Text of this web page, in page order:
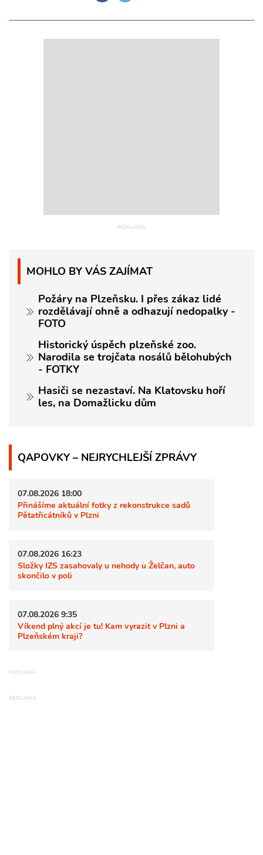
MOHLO BY VÁS ZAJÍMAT
Požáry na Plzeňsku. I přes zákaz lidé
rozdělávají ohně a odhazují nedopalky -
FOTO
Historický úspěch plzeňské zoo.
Narodila se trojčata nosálů bělohubých
- FOTKY
Hasiči se nezastaví. Na Klatovsku hoří
les, na Domažlicku dům
QAPOVKY – NEJRYCHLEJŠÍ ZPRÁVY
07.08.2026 18:00
Přinášíme aktuální fotky z rekonstrukce sadů
Pětatřicátníků v Plzni
07.08.2026 16:23
Složky IZS zasahovaly u nehody u Želčan, auto
skončilo v poli
07.08.2026 9:35
Víkend plný akcí je tu! Kam vyrazit v Plzni a
Plzeňském kraji?